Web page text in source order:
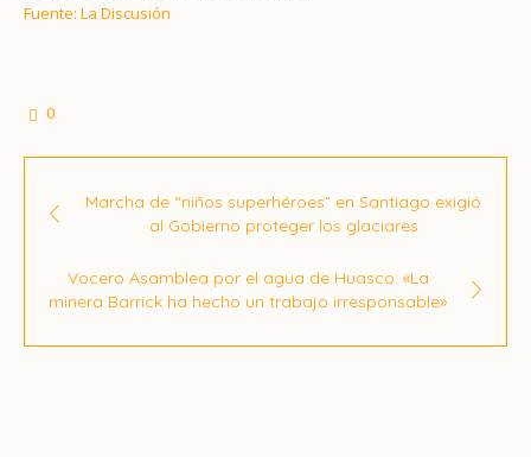
Fuente: La Discusión
0
Marcha de “niños superhéroes” en Santiago exigió
al Gobierno proteger los glaciares
Vocero Asamblea por el agua de Huasco: «La
minera Barrick ha hecho un trabajo irresponsable»